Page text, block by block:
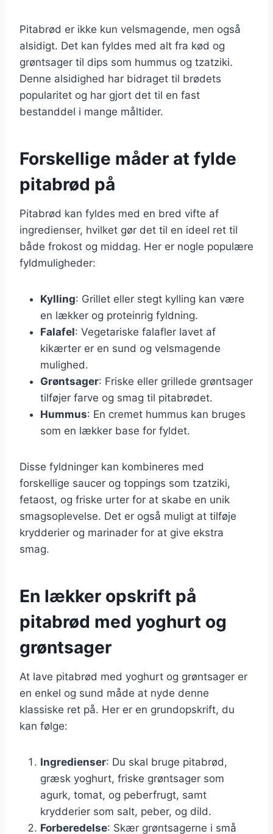
Pitabrød er ikke kun velsmagende, men også
alsidigt. Det kan fyldes med alt fra kød og
grøntsager til dips som hummus og tzatziki.
Denne alsidighed har bidraget til brødets
popularitet og har gjort det til en fast
bestanddel i mange måltider.
Forskellige måder at fylde
pitabrød på
Pitabrød kan fyldes med en bred vifte af
ingredienser, hvilket gør det til en ideel ret til
både frokost og middag. Her er nogle populære
fyldmuligheder:
Kylling: Grillet eller stegt kylling kan være
en lækker og proteinrig fyldning.
Falafel: Vegetariske falafler lavet af
kikærter er en sund og velsmagende
mulighed.
Grøntsager: Friske eller grillede grøntsager
tilføjer farve og smag til pitabrødet.
Hummus: En cremet hummus kan bruges
som en lækker base for fyldet.
Disse fyldninger kan kombineres med
forskellige saucer og toppings som tzatziki,
fetaost, og friske urter for at skabe en unik
smagsoplevelse. Det er også muligt at tilføje
krydderier og marinader for at give ekstra
smag.
En lækker opskrift på
pitabrød med yoghurt og
grøntsager
At lave pitabrød med yoghurt og grøntsager er
en enkel og sund måde at nyde denne
klassiske ret på. Her er en grundopskrift, du
kan følge:
Ingredienser: Du skal bruge pitabrød,
græsk yoghurt, friske grøntsager som
agurk, tomat, og peberfrugt, samt
krydderier som salt, peber, og dild.
Forberedelse: Skær grøntsagerne i små